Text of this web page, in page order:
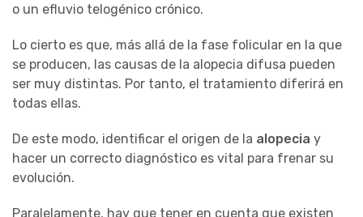
o un efluvio telogénico crónico.
Lo cierto es que, más allá de la fase folicular en la que
se producen, las causas de la alopecia difusa pueden
ser muy distintas. Por tanto, el tratamiento diferirá en
todas ellas.
De este modo, identificar el origen de la alopecia y
hacer un correcto diagnóstico es vital para frenar su
evolución.
Paralelamente, hay que tener en cuenta que existen